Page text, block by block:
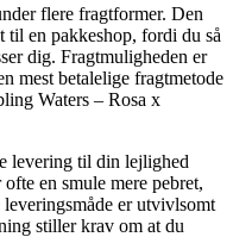
flere fragtformer. Den
til en pakkeshop, fordi du så
dig. Fragtmuligheden er
mest betalelige fragtmetode
Waters – Rosa x
levering til din lejlighed
en smule mere pebret,
er utvivlsomt
stiller krav om at du